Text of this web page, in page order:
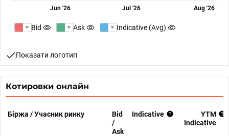
Jun '26 Jul '26 Aug '26
Bid Ask Indicative (Avg)
Показати логотип
Котировки онлайн
Біржа / Учасник ринку
Bid
/
Ask
Indicative
YTM
Indicative